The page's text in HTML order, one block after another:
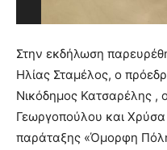
Στην εκδήλωση
Ηλίας Σταμέλος, ο
Νικόδημος Κατσαρέλης ,
Γεωργοπούλου και
παράταξης «Όμορφη